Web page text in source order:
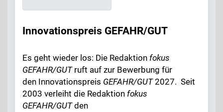
Innovationspreis GEFAHR/GUT
Es geht wieder los: Die Redaktion fokus
GEFAHR/GUTruft auf zur Bewerbung für
den Innovationspreis GEFAHR/GUT2027. Seit
2003 verleiht die Redaktion fokus
GEFAHR/GUTden